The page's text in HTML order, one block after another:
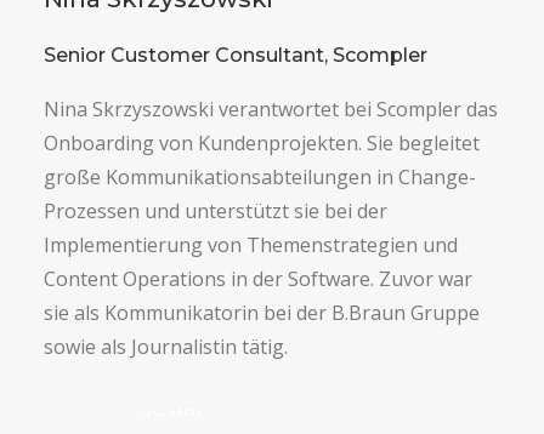
Senior Customer Consultant, Scompler
Nina Skrzyszowski verantwortet bei Scompler das
Onboarding von Kundenprojekten. Sie begleitet
große Kommunikationsabteilungen in Change-
Prozessen und unterstützt sie bei der
Implementierung von Themenstrategien und
Content Operations in der Software. Zuvor war
sie als Kommunikatorin bei der B.Braun Gruppe
sowie als Journalistin tätig.